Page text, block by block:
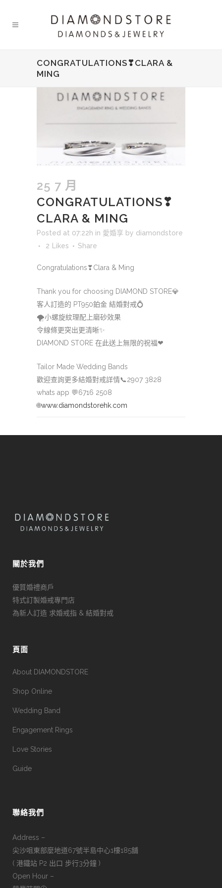
CONGRATULATIONS❣CLARA &
MING
25 7 月
CONGRATULATIONS❣
CLARA & MING
Posted at 07:22h in 愛婚享 by diamondstore
2 Likes Share
Congratulations❣Clara & Ming
Thank you for choosing DIAMOND STORE💎
客人訂造的 PT950鉑金 結婚對戒💍
🌪小螺旋紋理配上磨砂效果
令線條更突出更清晰✨
DIAMOND STORE 在此送上無限的祝福❤
Tailor Made Wedding Bands
歡迎查詢更多結婚對戒詳情📞2907 3828
whats app 💬6716 2508
🌐www.diamondstorehk.com
關於我們
優質婚禮商戶
特式訂製婚戒專門店
為新人訂造 求婚戒指 & 結婚對戒
頁面
About DIAMONDSTORE
Shop Online
Wedding Band
Engagement Rings
Love Stories
Guide
聯絡我們
Address –
尖沙咀東部麼地道67號半島中心1樓185舖
( 港鐵站 P2 出口 步行3分鐘 )
Open Hour –